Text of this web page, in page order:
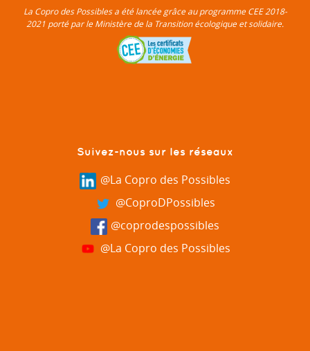
La Copro des Possibles a été lancée grâce au programme CEE 2018-
2021 porté par le Ministère de la Transition écologique et solidaire.
Suivez-nous sur les réseaux
@La Copro des Possibles
@CoproDPossibles
@coprodespossibles
@La Copro des Possibles